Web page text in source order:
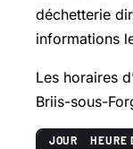
déchetterie
informations
Les horaires
Briis-sous-
JOUR HEURE